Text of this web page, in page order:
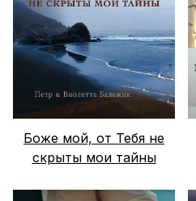
Боже мой, от Тебя не
скрыты мои тайны